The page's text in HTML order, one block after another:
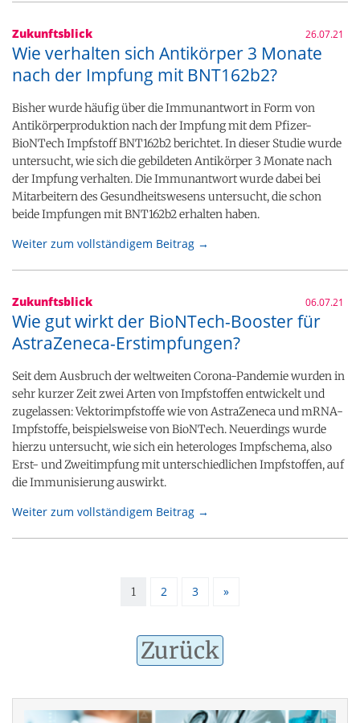
Zukunftsblick 26.07.21
Wie verhalten sich Antikörper 3 Monate
nach der Impfung mit BNT162b2?
Bisher wurde häufig über die Immunantwort in Form von
Antikörperproduktion nach der Impfung mit dem Pfizer-
BioNTech Impfstoff BNT162b2 berichtet. In dieser Studie wurde
untersucht, wie sich die gebildeten Antikörper 3 Monate nach
der Impfung verhalten. Die Immunantwort wurde dabei bei
Mitarbeitern des Gesundheitswesens untersucht, die schon
beide Impfungen mit BNT162b2 erhalten haben.
Weiter zum vollständigem Beitrag →
Zukunftsblick 06.07.21
Wie gut wirkt der BioNTech-Booster für
AstraZeneca-Erstimpfungen?
Seit dem Ausbruch der weltweiten Corona-Pandemie wurden in
sehr kurzer Zeit zwei Arten von Impfstoffen entwickelt und
zugelassen: Vektorimpfstoffe wie von AstraZeneca und mRNA-
Impfstoffe, beispielsweise von BioNTech. Neuerdings wurde
hierzu untersucht, wie sich ein heterologes Impfschema, also
Erst- und Zweitimpfung mit unterschiedlichen Impfstoffen, auf
die Immunisierung auswirkt.
Weiter zum vollständigem Beitrag →
1 2 3 »
Zurück